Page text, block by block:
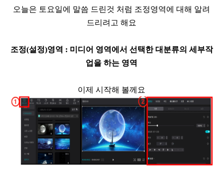
오늘은 토요일에 말씀 드린것 처럼 조정영역에 대해 알려
드리려고 해요
조정(설정)영역 : 미디어 영역에서 선택한 대분류의 세부작
업을 하는 영역
이제 시작해 볼께요